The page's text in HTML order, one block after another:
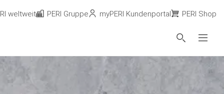
weltweit PERI Gruppe myPERI Kundenportal PERI Shop